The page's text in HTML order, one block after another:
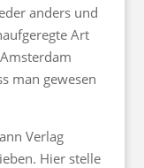
anders und
Art
man gewesen
Verlag
Hier stelle